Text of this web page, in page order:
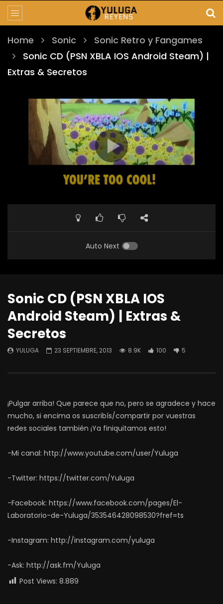
Home Sonic
Sonic Retro y Fangames
Sonic CD (PSN XBLA IOS Android Steam) |
Extras & Secretos
Auto Next
Sonic CD (PSN XBLA IOS
Android Steam) | Extras &
Secretos
YULUGA 23 SEPTIEMBRE, 2013 8.9K 100 5
¡Pulgar arriba! Que parece que no, pero se agradece y hace
mucho, si encima os suscribís/compartir por vuestras
redes sociales también ¡Ya finiquitamos esto!
-Mi canal: http://www.youtube.com/user/Yuluga
-Twitter: https://twitter.com/Yuluga
-Facebook: https://www.facebook.com/pages/El-
Laboratorio-de-Yuluga/353546428098530?fref=ts
-Instagram: http://instagram.com/yuluga
-Ask: http://ask.fm/Yuluga
Post Views: 8.889